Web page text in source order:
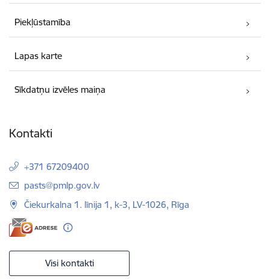
Piekļūstamība
Lapas karte
Sīkdatņu izvēles maiņa
Kontakti
+371 67209400
E-pasts:
pasts@pmlp.gov.lv
Čiekurkalna 1. līnija 1, k-3, LV-1026, Rīga
Visi kontakti